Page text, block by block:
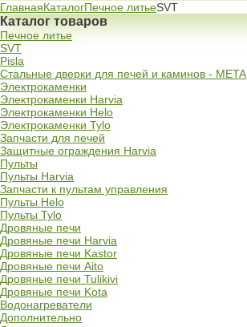
ГлавнаяКаталогПечное литьеSVT
Каталог товаров
Печное литье
SVT
Pisla
Стальные дверки для печей и каминов - META
Электрокаменки
Электрокаменки Harvia
Электрокаменки Helo
Электрокаменки Tylo
Запчасти для печей
Защитные ограждения Harvia
Пульты
Пульты Harvia
Запчасти к пультам управления
Пульты Helo
Пульты Tylo
Дровяные печи
Дровяные печи Harvia
Дровяные печи Kastor
Дровяные печи Aito
Дровяные печи Tulikivi
Дровяные печи Kota
Водонагреватели
Дополнительно